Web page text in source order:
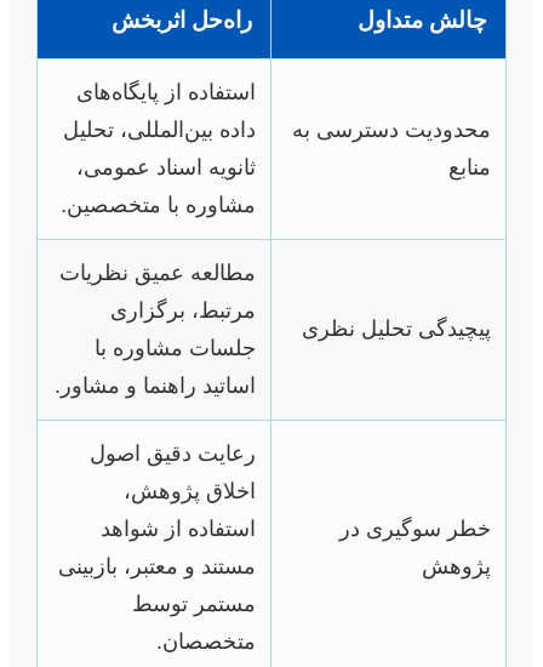
چالش متداول راه‌حل اثربخش
محدودیت دسترسی به
منابع
استفاده از پایگاه‌های
داده بین‌المللی، تحلیل
ثانویه اسناد عمومی،
مشاوره با متخصصین.
پیچیدگی تحلیل نظری
مطالعه عمیق نظریات
مرتبط، برگزاری
جلسات مشاوره با
اساتید راهنما و مشاور.
خطر سوگیری در
پژوهش
رعایت دقیق اصول
اخلاق پژوهش،
استفاده از شواهد
مستند و معتبر، بازبینی
مستمر توسط
متخصصان.